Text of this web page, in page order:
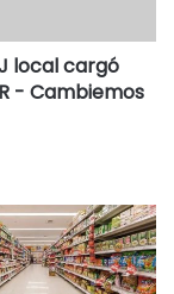
local cargó
- Cambiemos